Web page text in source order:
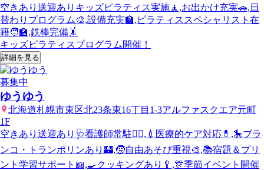
空きあり 送迎あり キッズピラティス実施🧘,お出かけ充実🚗,日
替わりプログラム🎨,設備充実🏫,ピラティススペシャリスト在
籍🧑‍🏫,鉄棒完備🤸
キッズピラティスプログラム開催！
詳細を見る
募集中
ゆうゆう
北海道札幌市東区北23条東16丁目1-3アルファスクエア元町
1F
空きあり 送迎あり 🩺看護師常駐👩‍⚕️,💉医療的ケア対応💊,🎠ブラ
ンコ・トランポリンあり🏰,🧒自由あそび重視🎨,📚宿題＆プリ
ント学習サポート📖,🍳クッキングあり🥄,🎊季節イベント開催